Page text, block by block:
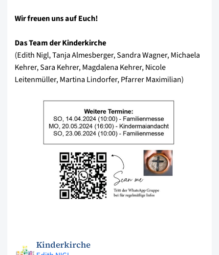
Wir freuen uns auf Euch!
Das Team der Kinderkirche
(Edith Nigl, Tanja Almesberger, Sandra Wagner, Michaela
Kehrer, Sara Kehrer, Magdalena Kehrer, Nicole
Leitenmüller, Martina Lindorfer, Pfarrer Maximilian)
Kinderkirche